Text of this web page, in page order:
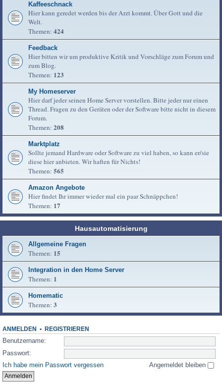
Kaffeeschnack
Hier kann geredet werden bis der Arzt kommt. Über Gott und die
Welt.
Themen: 424
Feedback
Hier bitten wir um produktive Kritik und Vorschläge zum Forum und
zum Blog.
Themen: 123
My Homeserver
Hier darf jeder seinen Home Server vorstellen. Bitte jeder nur einen
Thread. Fragen zu den Geräten oder der Software bitte nicht in diesem
Forum.
Themen: 208
Marktplatz
Sollte jemand Hardware oder Software zu viel haben, so kann er/sie
diese hier anbieten. Wir haften für Nichts!
Themen: 565
Amazon Angebote
Hier findet Ihr immer wieder mal ein paar Schnäppchen!
Themen: 17
Hausautomatisierung
Allgemeine Fragen
Themen: 15
Integration in den Home Server
Themen: 1
Homematic
Themen: 3
ANMELDEN • REGISTRIEREN
Benutzername:
Passwort:
Ich habe mein Passwort vergessen
Angemeldet bleiben